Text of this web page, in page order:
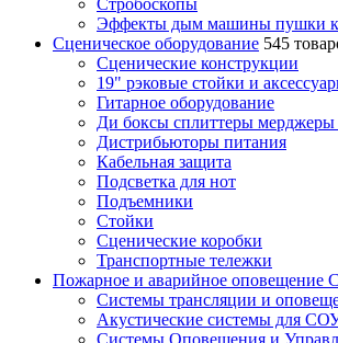
Эффекты дым машины пушки
Сценическое оборудование 545
Сценические конструкции
19" рэковые стойки и
Гитарное оборудование
Ди боксы сплиттеры мерджеры
Дистрибьюторы питания
Кабельная защита
Подсветка для нот
Подъемники
Стойки
Сценические коробки
Транспортные тележки
Пожарное и аварийное оповещение
Cистемы трансляции и
Акустические системы для
Системы Оповещения и